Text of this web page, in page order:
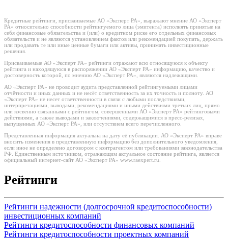
Кредитные рейтинги, присваиваемые АО «Эксперт РА», выражают мнение АО «Эксперт
РА» относительно способности рейтингуемого лица (эмитента) исполнять принятые на
себя финансовые обязательства и (или) о кредитном риске его отдельных финансовых
обязательств и не являются установлением фактов или рекомендацией покупать, держать
или продавать те или иные ценные бумаги или активы, принимать инвестиционные
решения.
Присваиваемые АО «Эксперт РА» рейтинги отражают всю относящуюся к объекту
рейтинга и находящуюся в распоряжении АО «Эксперт РА» информацию, качество и
достоверность которой, по мнению АО «Эксперт РА», являются надлежащими.
АО «Эксперт РА» не проводит аудита представленной рейтингуемыми лицами
отчётности и иных данных и не несёт ответственность за их точность и полноту. АО
«Эксперт РА» не несет ответственности в связи с любыми последствиями,
интерпретациями, выводами, рекомендациями и иными действиями третьих лиц, прямо
или косвенно связанными с рейтингом, совершенными АО «Эксперт РА» рейтинговыми
действиями, а также выводами и заключениями, содержащимися в пресс-релизах,
выпущенных АО «Эксперт РА», или отсутствием всего перечисленного.
Представленная информация актуальна на дату её публикации. АО «Эксперт РА» вправе
вносить изменения в представленную информацию без дополнительного уведомления,
если иное не определено договором с контрагентом или требованиями законодательства
РФ. Единственным источником, отражающим актуальное состояние рейтинга, является
официальный интернет-сайт АО «Эксперт РА» www.raexpert.ru.
Рейтинги
Рейтинги надежности (долгосрочной кредитоспособности)
инвестиционных компаний
Рейтинги кредитоспособности финансовых компаний
Рейтинги кредитоспособности проектных компаний